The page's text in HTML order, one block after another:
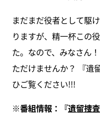
まだまだ役者として駆
りますが、精一杯この
た。なので、みなさん
ただけませんか？ 『遺
ひご覧ください!!!
※番組情報：『遺留捜査